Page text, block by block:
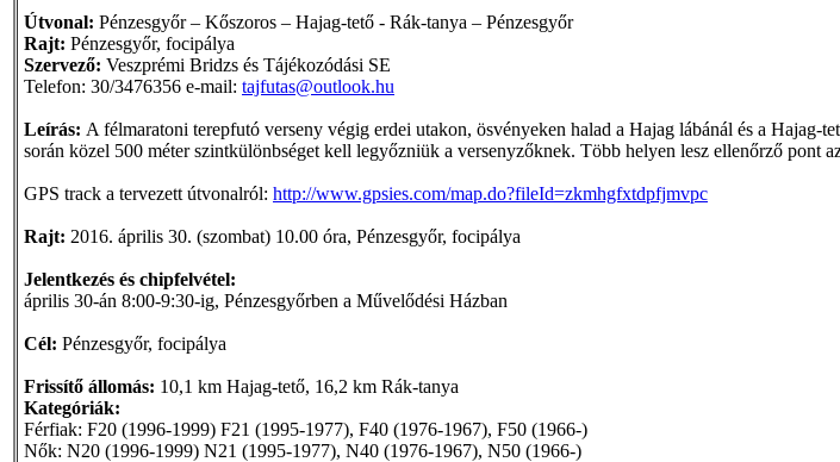
Útvonal: Pénzesgyőr – Kőszoros – Hajag-tető - Rák-tanya – Pénzesgyőr
Rajt: Pénzesgyőr, focipálya
Szervező: Veszprémi Bridzs és Tájékozódási SE
Telefon: 30/3476356 e-mail: tajfutas@outlook.hu
Leírás: A félmaratoni terepfutó verseny végig erdei utakon, ösvényeken halad a Hajag lábánál és a
során közel 500 méter szintkülönbséget kell legyőzniük a versenyzőknek. Több helyen lesz ellenőrző pont
GPS track a tervezett útvonalról: http://www.gpsies.com/map.do?fileId=zkmhgfxtdpfjmvpc
Rajt: 2016. április 30. (szombat) 10.00 óra, Pénzesgyőr, focipálya
Jelentkezés és chipfelvétel:
április 30-án 8:00-9:30-ig, Pénzesgyőrben a Művelődési Házban
Cél: Pénzesgyőr, focipálya
Frissítő állomás: 10,1 km Hajag-tető, 16,2 km Rák-tanya
Kategóriák:
Férfiak: F20 (1996-1999) F21 (1995-1977), F40 (1976-1967), F50 (1966-)
Nők: N20 (1996-1999) N21 (1995-1977), N40 (1976-1967), N50 (1966-)